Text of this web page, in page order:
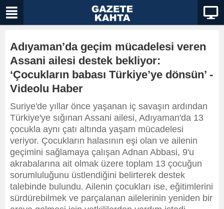
Adıyaman’da geçim mücadelesi veren
Assani ailesi destek bekliyor:
‘Çocukların babası Türkiye’ye dönsün’ -
Videolu Haber
Suriye'de yıllar önce yaşanan iç savaşın ardından
Türkiye'ye sığınan Assani ailesi, Adıyaman'da 13
çocukla aynı çatı altında yaşam mücadelesi
veriyor. Çocukların halasının eşi olan ve ailenin
geçimini sağlamaya çalışan Adnan Abbasi, 9'u
akrabalarına ait olmak üzere toplam 13 çocuğun
sorumluluğunu üstlendiğini belirterek destek
talebinde bulundu. Ailenin çocukları ise, eğitimlerini
sürdürebilmek ve parçalanan ailelerinin yeniden bir